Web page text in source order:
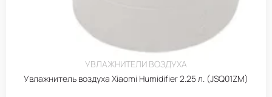
УВЛАЖНИТЕЛИ ВОЗДУХА
Увлажнитель воздуха Xiaomi Humidifier 2.25 л. (JSQ01ZM)